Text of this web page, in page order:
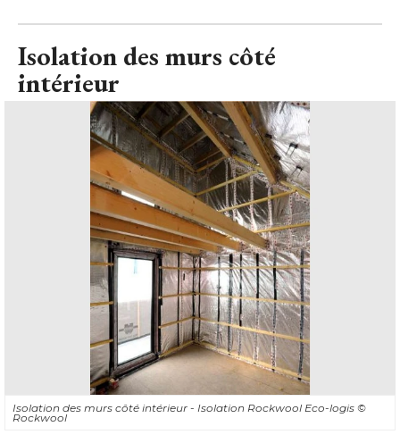
Isolation des murs côté
intérieur
Isolation des murs côté intérieur - Isolation Rockwool Eco-logis ©
Rockwool